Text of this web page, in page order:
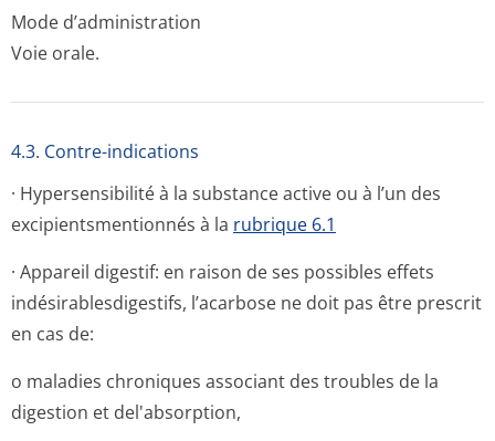
Mode d’administration
Voie orale.
4.3. Contre-indications
· Hypersensibilité à la substance active ou à l’un des
excipientsmen­tionnés à la rubrique 6.1
· Appareil digestif: en raison de ses possibles effets
indésirablesdi­gestifs, l’acarbose ne doit pas être prescrit
en cas de:
o maladies chroniques associant des troubles de la
digestion et del'absorption,